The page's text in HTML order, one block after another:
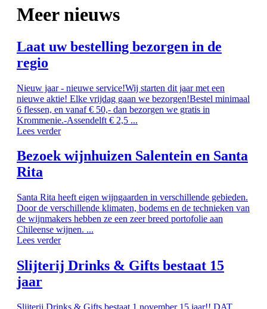
Meer nieuws
Laat uw bestelling bezorgen in de
regio
Nieuw jaar - nieuwe service!Wij starten dit jaar met een
nieuwe aktie! Elke vrijdag gaan we bezorgen!Bestel minimaal
6 flessen, en vanaf € 50,- dan bezorgen we gratis in
Krommenie.-Assendelft € 2,5 ...
Lees verder
Bezoek wijnhuizen Salentein en Santa
Rita
Santa Rita heeft eigen wijngaarden in verschillende gebieden.
Door de verschillende klimaten, bodems en de technieken van
de wijnmakers hebben ze een zeer breed portofolie aan
Chileense wijnen. ...
Lees verder
Slijterij Drinks & Gifts bestaat 15
jaar